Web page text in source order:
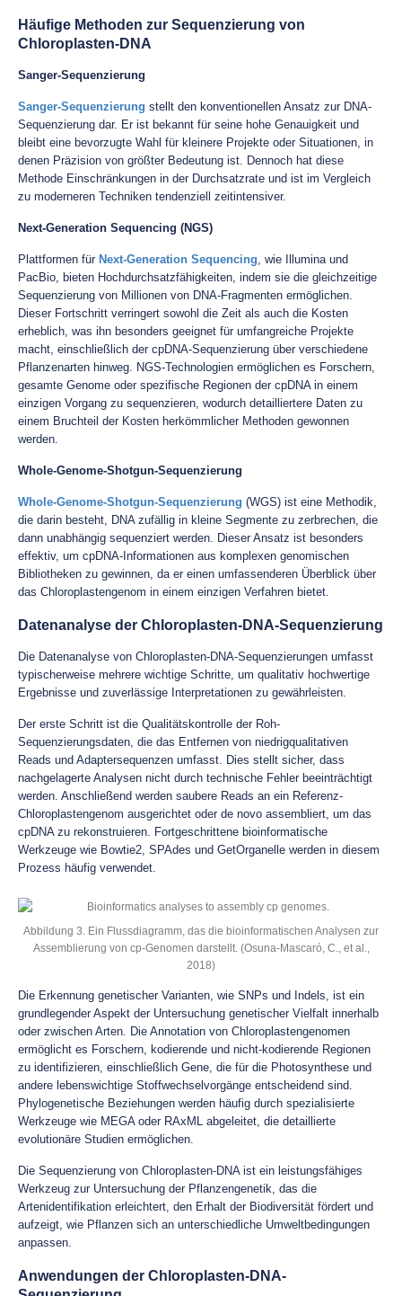
Häufige Methoden zur Sequenzierung von
Chloroplasten-DNA
Sanger-Sequenzierung
Sanger-Sequenzierung stellt den konventionellen Ansatz zur DNA-
Sequenzierung dar. Er ist bekannt für seine hohe Genauigkeit und
bleibt eine bevorzugte Wahl für kleinere Projekte oder Situationen, in
denen Präzision von größter Bedeutung ist. Dennoch hat diese
Methode Einschränkungen in der Durchsatzrate und ist im Vergleich
zu moderneren Techniken tendenziell zeitintensiver.
Next-Generation Sequencing (NGS)
Plattformen für Next-Generation Sequencing, wie Illumina und
PacBio, bieten Hochdurchsatzfähigkeiten, indem sie die gleichzeitige
Sequenzierung von Millionen von DNA-Fragmenten ermöglichen.
Dieser Fortschritt verringert sowohl die Zeit als auch die Kosten
erheblich, was ihn besonders geeignet für umfangreiche Projekte
macht, einschließlich der cpDNA-Sequenzierung über verschiedene
Pflanzenarten hinweg. NGS-Technologien ermöglichen es Forschern,
gesamte Genome oder spezifische Regionen der cpDNA in einem
einzigen Vorgang zu sequenzieren, wodurch detailliertere Daten zu
einem Bruchteil der Kosten herkömmlicher Methoden gewonnen
werden.
Whole-Genome-Shotgun-Sequenzierung
Whole-Genome-Shotgun-Sequenzierung (WGS) ist eine Methodik,
die darin besteht, DNA zufällig in kleine Segmente zu zerbrechen, die
dann unabhängig sequenziert werden. Dieser Ansatz ist besonders
effektiv, um cpDNA-Informationen aus komplexen genomischen
Bibliotheken zu gewinnen, da er einen umfassenderen Überblick über
das Chloroplastengenom in einem einzigen Verfahren bietet.
Datenanalyse der Chloroplasten-DNA-Sequenzierung
Die Datenanalyse von Chloroplasten-DNA-Sequenzierungen umfasst
typischerweise mehrere wichtige Schritte, um qualitativ hochwertige
Ergebnisse und zuverlässige Interpretationen zu gewährleisten.
Der erste Schritt ist die Qualitätskontrolle der Roh-
Sequenzierungsdaten, die das Entfernen von niedrigqualitativen
Reads und Adaptersequenzen umfasst. Dies stellt sicher, dass
nachgelagerte Analysen nicht durch technische Fehler beeinträchtigt
werden. Anschließend werden saubere Reads an ein Referenz-
Chloroplastengenom ausgerichtet oder de novo assembliert, um das
cpDNA zu rekonstruieren. Fortgeschrittene bioinformatische
Werkzeuge wie Bowtie2, SPAdes und GetOrganelle werden in diesem
Prozess häufig verwendet.
Abbildung 3. Ein Flussdiagramm, das die bioinformatischen Analysen zur
Assemblierung von cp-Genomen darstellt. (Osuna-Mascaró, C., et al.,
2018)
Die Erkennung genetischer Varianten, wie SNPs und Indels, ist ein
grundlegender Aspekt der Untersuchung genetischer Vielfalt innerhalb
oder zwischen Arten. Die Annotation von Chloroplastengenomen
ermöglicht es Forschern, kodierende und nicht-kodierende Regionen
zu identifizieren, einschließlich Gene, die für die Photosynthese und
andere lebenswichtige Stoffwechselvorgänge entscheidend sind.
Phylogenetische Beziehungen werden häufig durch spezialisierte
Werkzeuge wie MEGA oder RAxML abgeleitet, die detaillierte
evolutionäre Studien ermöglichen.
Die Sequenzierung von Chloroplasten-DNA ist ein leistungsfähiges
Werkzeug zur Untersuchung der Pflanzengenetik, das die
Artenidentifikation erleichtert, den Erhalt der Biodiversität fördert und
aufzeigt, wie Pflanzen sich an unterschiedliche Umweltbedingungen
anpassen.
Anwendungen der Chloroplasten-DNA-